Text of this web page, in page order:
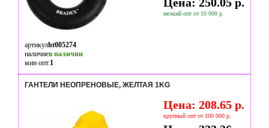
мелкий опт от 10 000 р.
артикулht005274
наличиев наличии
мин опт.1
ГАНТЕЛИ НЕОПРЕНОВЫЕ, ЖЕЛТАЯ 1KG
Цена: 208.65 р.
крупный опт от 100 000 р.